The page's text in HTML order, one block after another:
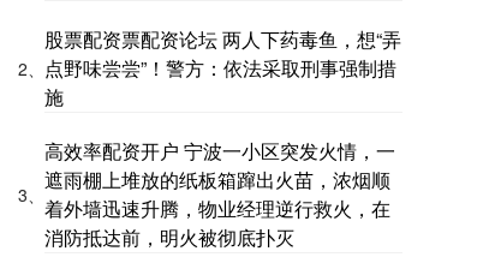
2、
股票配资票配资论坛 两人下药毒鱼，想“弄
点野味尝尝”！警方：依法采取刑事强制措
施
3、
高效率配资开户 宁波一小区突发火情，一
遮雨棚上堆放的纸板箱蹿出火苗，浓烟顺
着外墙迅速升腾，物业经理逆行救火，在
消防抵达前，明火被彻底扑灭